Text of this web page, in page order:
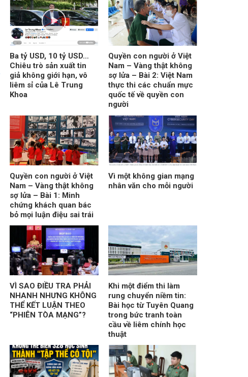
Ba tỷ USD, 10 tỷ USD…
Chiêu trò sản xuất tin
giả không giới hạn, vô
liêm sỉ của Lê Trung
Khoa
Quyền con người ở Việt
Nam – Vàng thật không
sợ lửa – Bài 2: Việt Nam
thực thi các chuẩn mực
quốc tế về quyền con
người
Quyền con người ở Việt
Nam – Vàng thật không
sợ lửa – Bài 1: Minh
chứng khách quan bác
bỏ mọi luận điệu sai trái
Vì một không gian mạng
nhân văn cho mỗi người
VÌ SAO ĐIỀU TRA PHẢI
NHANH NHƯNG KHÔNG
THỂ KẾT LUẬN THEO
“PHIÊN TÒA MẠNG”?
Khi một điểm thi làm
rung chuyển niềm tin:
Bài học từ Tuyên Quang
trong bức tranh toàn
cầu về liêm chính học
thuật